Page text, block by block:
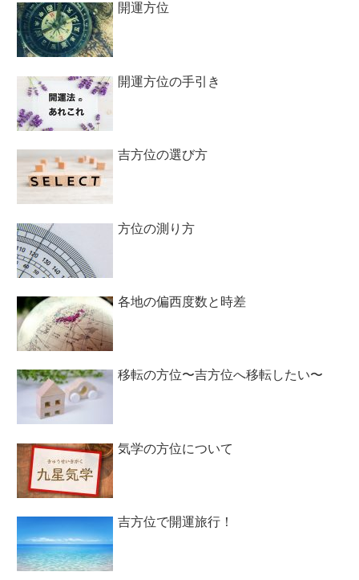
開運方位
開運方位の手引き
吉方位の選び方
方位の測り方
各地の偏西度数と時差
移転の方位〜吉方位へ移転したい〜
気学の方位について
吉方位で開運旅行！